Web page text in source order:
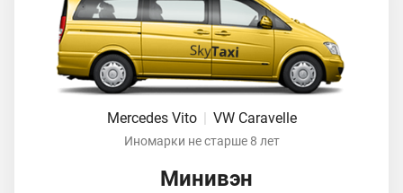
Mercedes Vito VW Caravelle
Иномарки не старше 8 лет
Минивэн